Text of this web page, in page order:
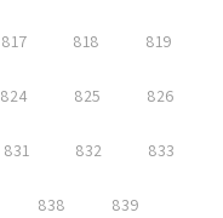
817 818 819
824 825 826
831 832 833
838 839